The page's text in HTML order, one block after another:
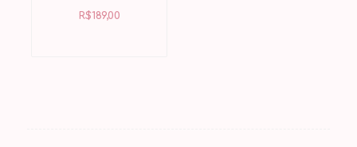
R$189,00